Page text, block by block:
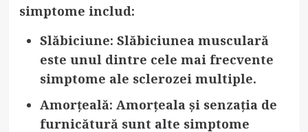
simptome includ:
Slăbiciune: Slăbiciunea musculară
este unul dintre cele mai frecvente
simptome ale sclerozei multiple.
Amorțeală: Amorțeala și senzația de
furnicătură sunt alte simptome